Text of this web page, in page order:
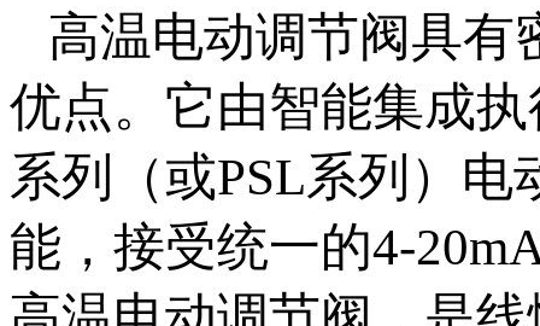
高温电动调节阀具有
优点。它由智能集成
系列（或PSL系列）
能，接受统一的4-